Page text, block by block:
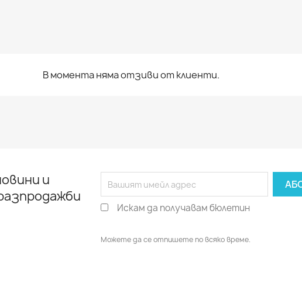
В момента няма отзиви от клиенти.
и
Искам да получавам бюлетин
Можете да се отпишете по всяко време.